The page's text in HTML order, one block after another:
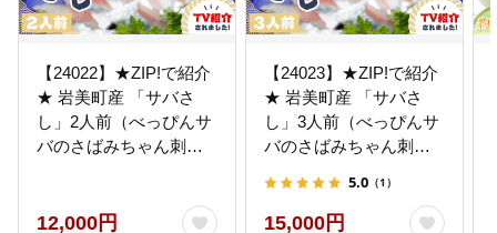
【24022】★ZIP!で紹介
★ 岩美町産 「サバさ
し」2人前（べっぴんサ
バのさばみちゃん刺
12,000円
【24023】★ZIP!で紹介
★ 岩美町産 「サバさ
し」3人前（べっぴんサ
バのさばみちゃん刺
5.0 （1）
15,000円